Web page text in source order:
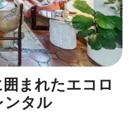
まれたエコロ
ンタル